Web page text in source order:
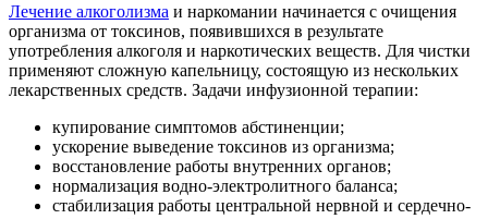
Лечение алкоголизма и наркомании начинается с очищения
организма от токсинов, появившихся в результате
употребления алкоголя и наркотических веществ. Для чистки
применяют сложную капельницу, состоящую из нескольких
лекарственных средств. Задачи инфузионной терапии:
купирование симптомов абстиненции;
ускорение выведение токсинов из организма;
восстановление работы внутренних органов;
нормализация водно-электролитного баланса;
стабилизация работы центральной нервной и сердечно-